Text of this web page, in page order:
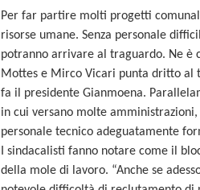
Per far partire molti progetti
risorse umane. Senza personale
potranno arrivare al traguardo. Ne è
Mottes e Mirco Vicari punta dritto al
fa il presidente Gianmoena.
in cui versano molte
personale tecnico adeguatamente
I sindacalisti fanno notare come il
della mole di lavoro. “Anche se